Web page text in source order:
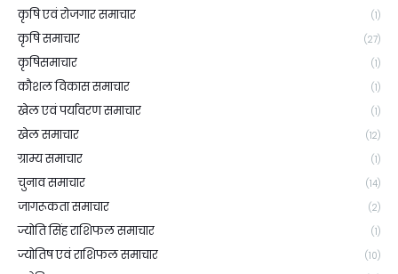
कृषि एवं रोजगार समाचार (1)
कृषि समाचार (27)
कृषिसमाचार (1)
कौशल विकास समाचार (1)
खेल एवं पर्यावरण समाचार (1)
खेल समाचार (12)
ग्राम्य समाचार (1)
चुनाव समाचार (14)
जागरूकता समाचार (2)
ज्योति सिंह राशिफल समाचार (1)
ज्योतिष एवं राशिफल समाचार (10)